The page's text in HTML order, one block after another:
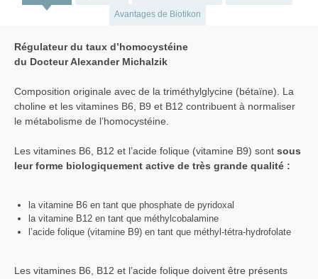
Avantages de Biotikon
Régulateur du taux d’homocystéine
du Docteur Alexander Michalzik
Composition originale avec de la triméthylglycine (bétaïne). La
choline et les vitamines B6, B9 et B12 contribuent à normaliser
le métabolisme de l’homocystéine.
Les vitamines B6, B12 et l’acide folique (vitamine B9) sont sous
leur forme biologiquement active de très grande qualité :
la vitamine B6 en tant que phosphate de pyridoxal
la vitamine B12 en tant que méthylcobalamine
l’acide folique (vitamine B9) en tant que méthyl-tétra-hydrofolate
Les vitamines B6, B12 et l’acide folique doivent être présents